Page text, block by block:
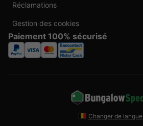
Réclamations
Gestion des cookies
Paiement 100% sécurisé
Changer de langue